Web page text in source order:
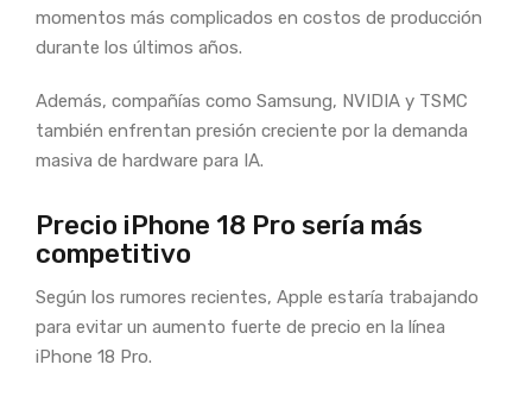
momentos más complicados en costos de producción
durante los últimos años.
Además, compañías como Samsung, NVIDIA y TSMC
también enfrentan presión creciente por la demanda
masiva de hardware para IA.
Precio iPhone 18 Pro sería más
competitivo
Según los rumores recientes, Apple estaría trabajando
para evitar un aumento fuerte de precio en la línea
iPhone 18 Pro.